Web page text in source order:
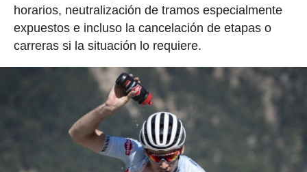
horarios, neutralización de tramos especialmente
expuestos e incluso la cancelación de etapas o
carreras si la situación lo requiere.